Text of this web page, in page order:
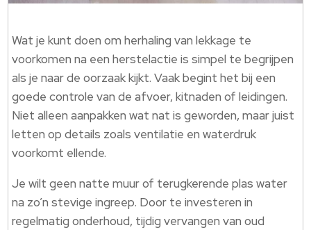
Wat je kunt doen om herhaling van lekkage te
voorkomen na een herstelactie is simpel te begrijpen
als je naar de oorzaak kijkt. Vaak begint het bij een
goede controle van de afvoer, kitnaden of leidingen.
Niet alleen aanpakken wat nat is geworden, maar juist
letten op details zoals ventilatie en waterdruk
voorkomt ellende.
Je wilt geen natte muur of terugkerende plas water
na zo’n stevige ingreep. Door te investeren in
regelmatig onderhoud, tijdig vervangen van oud